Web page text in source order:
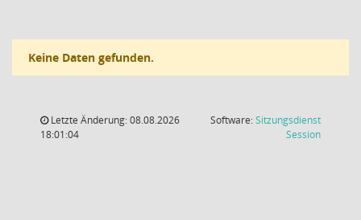
Keine Daten gefunden.
Letzte Änderung: 08.08.2026
18:01:04
Software:Sitzungsdienst
Session(Wird in